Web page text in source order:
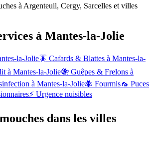
à Argenteuil, Cergy, Sarcelles et villes
à Mantes-la-Jolie
la-Jolie🪳 Cafards & Blattes à Mantes-la-
à Mantes-la-Jolie🐝 Guêpes & Frelons à
à Mantes-la-Jolie🐜 Fourmis🦟 Puces
⚡ Urgence nuisibles
dans les villes